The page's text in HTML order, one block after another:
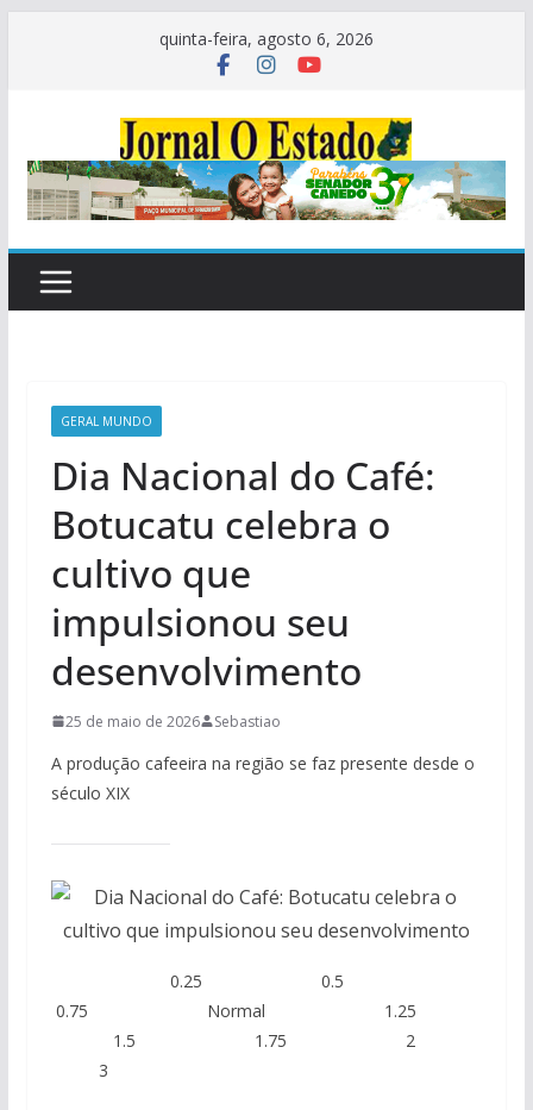
quinta-feira, agosto 6, 2026
GERAL MUNDO
Dia Nacional do Café:
Botucatu celebra o
cultivo que
impulsionou seu
desenvolvimento
25 de maio de 2026 Sebastiao
A produção cafeeira na região se faz presente desde o
século XIX
0.25 0.5
0.75 Normal 1.25
1.5 1.75 2
3